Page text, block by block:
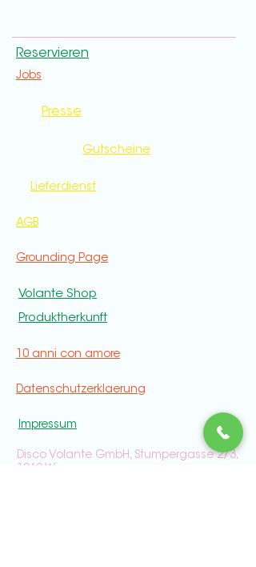
Reservieren
Jobs
Presse
Gutscheine
Lieferdienst
AGB
Grounding Page
Volante Shop
Produktherkunft
10 anni con amore
Datenschutzerklaerung
Impressum
Disco Volante GmbH, Stumpergasse 2/3,
1060 Wien